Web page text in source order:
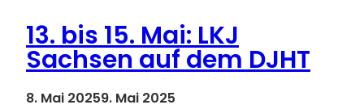
Ganze
geht
–
Jetzt
13. bis 15. Mai: LKJ
Sachsen auf dem DJHT
8. Mai 20259. Mai 2025